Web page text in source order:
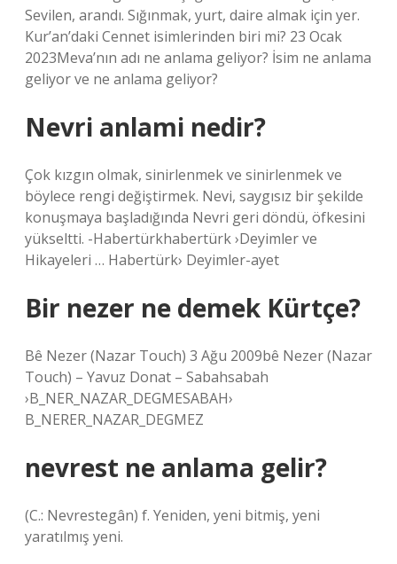
Sevilen, arandı. Sığınmak, yurt, daire almak için yer.
Kur’an’daki Cennet isimlerinden biri mi? 23 Ocak
2023Meva’nın adı ne anlama geliyor? İsim ne anlama
geliyor ve ne anlama geliyor?
Nevri anlami nedir?
Çok kızgın olmak, sinirlenmek ve sinirlenmek ve
böylece rengi değiştirmek. Nevi, saygısız bir şekilde
konuşmaya başladığında Nevri geri döndü, öfkesini
yükseltti. -Habertürkhabertürk ›Deyimler ve
Hikayeleri … Habertürk› Deyimler-ayet
Bir nezer ne demek Kürtçe?
Bê Nezer (Nazar Touch) 3 Ağu 2009bê Nezer (Nazar
Touch) – Yavuz Donat – Sabahsabah
›B_NER_NAZAR_DEGMESABAH›
B_NERER_NAZAR_DEGMEZ
nevrest ne anlama gelir?
(C.: Nevrestegân) f. Yeniden, yeni bitmiş, yeni
yaratılmış yeni.